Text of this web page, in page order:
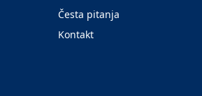
Česta pitanja
Kontakt